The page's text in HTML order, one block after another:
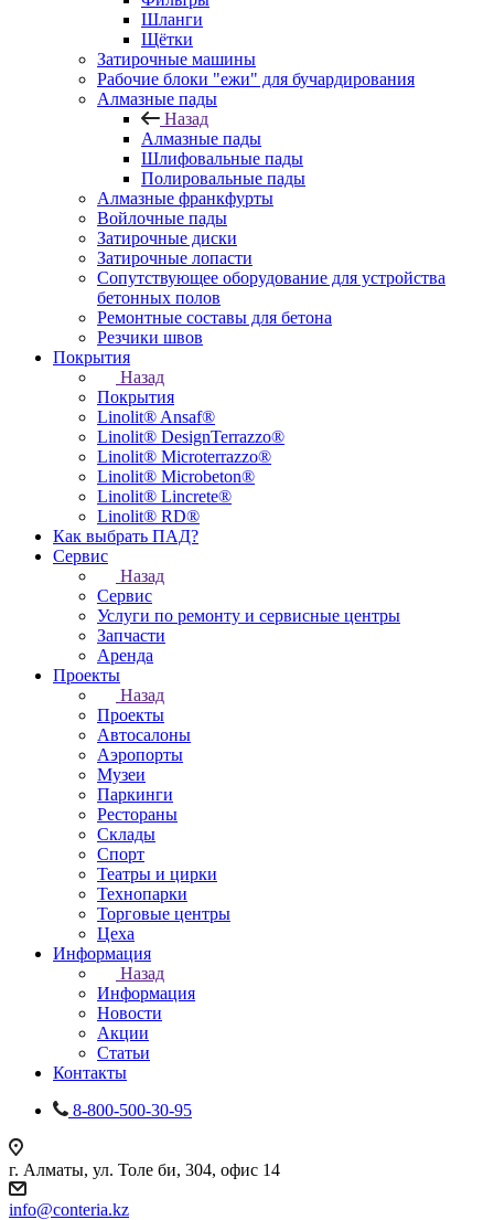
Шланги
Щётки
Затирочные машины
Рабочие блоки "ежи" для бучардирования
Алмазные пады
Назад
Алмазные пады
Шлифовальные пады
Полировальные пады
Алмазные франкфурты
Войлочные пады
Затирочные диски
Затирочные лопасти
Сопутствующее оборудование для устройства
бетонных полов
Ремонтные составы для бетона
Резчики швов
Покрытия
Назад
Покрытия
Linolit® Ansaf®
Linolit® DesignTerrazzo®
Linolit® Microterrazzo®
Linolit® Microbeton®
Linolit® Lincrete®
Linolit® RD®
Как выбрать ПАД?
Сервис
Назад
Сервис
Услуги по ремонту и сервисные центры
Запчасти
Аренда
Проекты
Назад
Проекты
Автосалоны
Аэропорты
Музеи
Паркинги
Рестораны
Склады
Спорт
Театры и цирки
Технопарки
Торговые центры
Цеха
Информация
Назад
Информация
Новости
Акции
Статьи
Контакты
8-800-500-30-95
г. Алматы, ул. Толе би, 304, офис 14
info@conteria.kz